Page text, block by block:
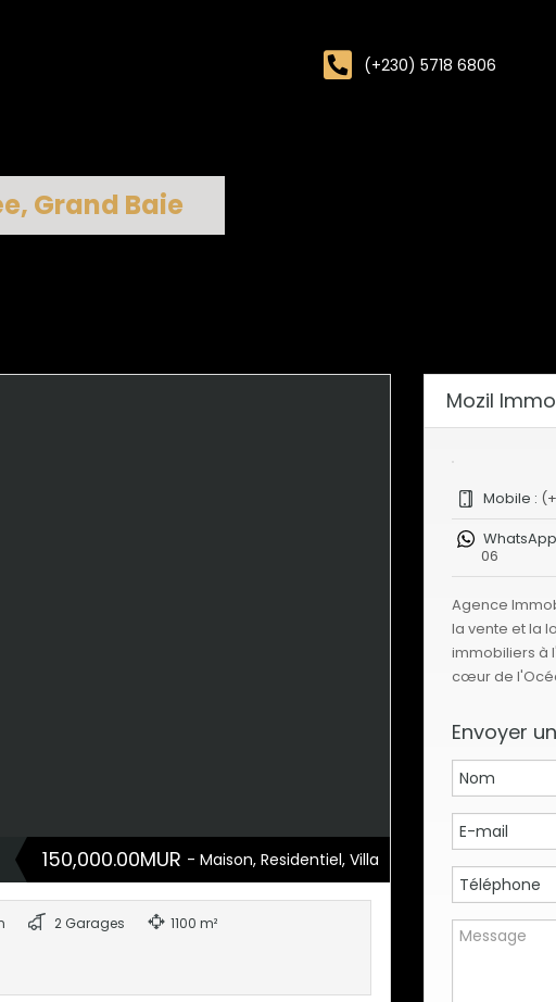
(+230) 5718 6806
Grand Baie
150,000.00MUR - Maison, Residentiel, Villa
2 Garages 1100 m²
Mozil Immo
Mobile :
06
Agence
la vente et la
immobiliers à
cœur de
Envoyer